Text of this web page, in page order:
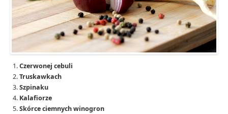
Czerwonej cebuli
Truskawkach
Szpinaku
Kalafiorze
Skórce ciemnych winogron